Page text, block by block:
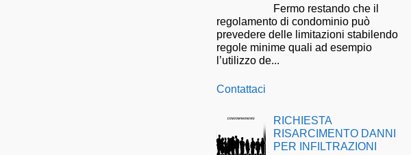
Fermo restando che il
regolamento di condominio può
prevedere delle limitazioni stabilendo
regole minime quali ad esempio
l’utilizzo de...
Contattaci
RICHIESTA
RISARCIMENTO DANNI
PER INFILTRAZIONI